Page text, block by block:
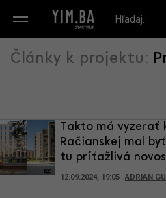
Články k projektu:
Takto má vyzerať
Račianskej mal
tu príťažlivá
12.09.2024, 19:05 ADRIAN